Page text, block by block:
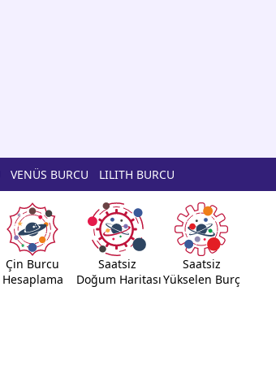
VENÜS BURCU LILITH BURCU
Çin Burcu
Hesaplama
Saatsiz
Doğum Haritası
Saatsiz
Yükselen Burç